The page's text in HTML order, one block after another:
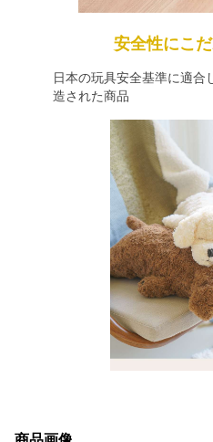
安全性にこ
日本の玩具安全基準に適合
造された商品